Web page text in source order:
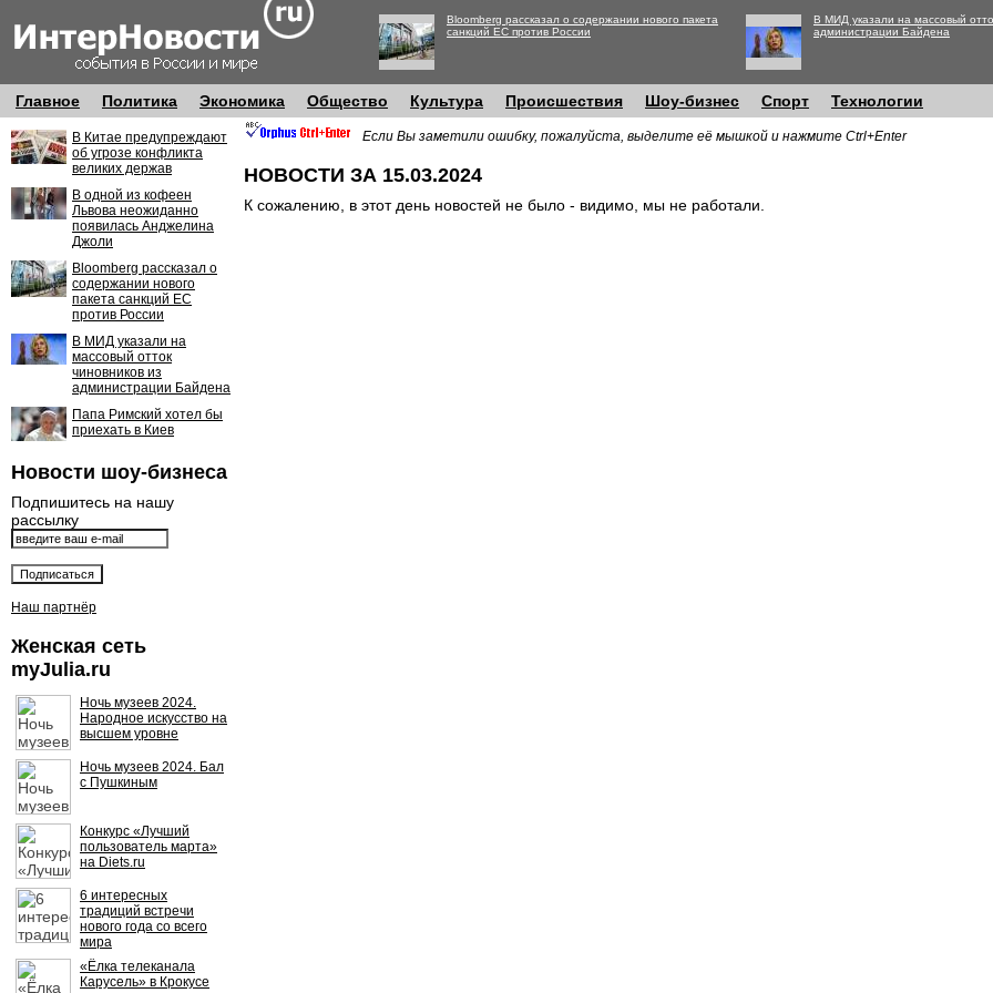
Bloomberg рассказал о содержании нового пакета
санкций ЕС против России
В МИД указали на массовый
администрации Байдена
Главное Политика Экономика Общество Культура Происшествия Шоу-бизнес Спорт Технологии
В Китае предупреждают
об угрозе конфликта
великих держав
В одной из кофеен
Львова неожиданно
появилась Анджелина
Джоли
Bloomberg рассказал о
содержании нового
пакета санкций ЕС
против России
В МИД указали на
массовый отток
чиновников из
администрации Байдена
Папа Римский хотел бы
приехать в Киев
Новости шоу-бизнеса
Подпишитесь на нашу
рассылку
Наш партнёр
Женская сеть
myJulia.ru
Ночь музеев 2024.
Народное искусство на
высшем уровне
Ночь музеев 2024. Бал
с Пушкиным
Конкурс «Лучший
пользователь марта»
на Diets.ru
6 интересных
традиций встречи
нового года со всего
мира
«Ёлка телеканала
Карусель» в Крокусе
Если Вы заметили ошибку, пожалуйста, выделите её мышкой и нажмите Ctrl+Enter
НОВОСТИ ЗА 15.03.2024
К сожалению, в этот день новостей не было - видимо, мы не работали.